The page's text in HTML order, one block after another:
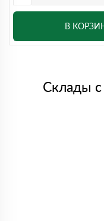
В
Склады